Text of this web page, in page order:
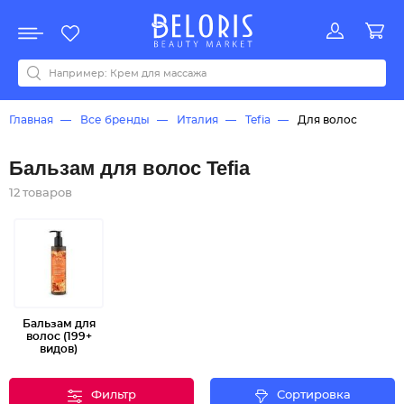
Акции
Все бренды
0-9ABCDEFGHIJKLMNOPQRSTUVWYZАБВДЗИМОКЛНПРСТУФ
Главная Все бренды Италия Tefia Для волос
Бальзам для волос Tefia
12 товаров
Бальзам для
волос (199+
видов)
Фильтр Сортировка